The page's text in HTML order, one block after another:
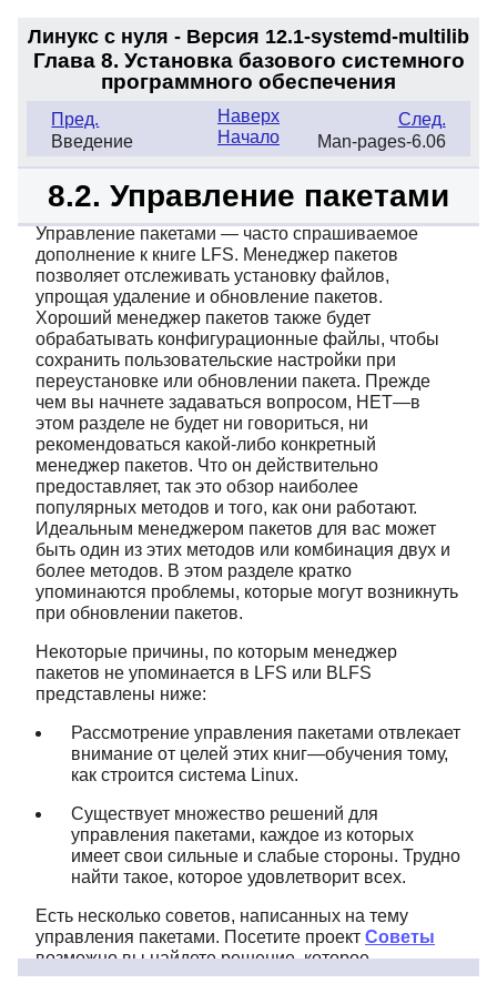
Линукс с нуля - Версия 12.1-systemd-multilib
Глава 8. Установка базового системного
программного обеспечения
Пред.
Введение
След.
Man-pages-6.06
Наверх
Начало
8.2. Управление пакетами
Управление пакетами — часто cпрашиваемое
дополнение к книге LFS. Менеджер пакетов
позволяет отслеживать установку файлов,
упрощая удаление и обновление пакетов.
Хороший менеджер пакетов также будет
обрабатывать конфигурационные файлы, чтобы
сохранить пользовательские настройки при
переустановке или обновлении пакета. Прежде
чем вы начнете задаваться вопросом, НЕТ—в
этом разделе не будет ни говориться, ни
рекомендоваться какой-либо конкретный
менеджер пакетов. Что он действительно
предоставляет, так это обзор наиболее
популярных методов и того, как они работают.
Идеальным менеджером пакетов для вас может
быть один из этих методов или комбинация двух и
более методов. В этом разделе кратко
упоминаются проблемы, которые могут возникнуть
при обновлении пакетов.
Некоторые причины, по которым менеджер
пакетов не упоминается в LFS или BLFS
представлены ниже:
Рассмотрение управления пакетами отвлекает
внимание от целей этих книг—обучения тому,
как строится система Linux.
Существует множество решений для
управления пакетами, каждое из которых
имеет свои сильные и слабые стороны. Трудно
найти такое, которое удовлетворит всех.
Есть несколько советов, написанных на тему
управления пакетами. Посетите проект Советы
возможно вы найдете решение, которое
соответствует вашим потребностям.